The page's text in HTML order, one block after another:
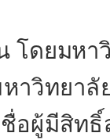
โดยมหา
าวิทยาลั
ชื่อผู้มีสิท